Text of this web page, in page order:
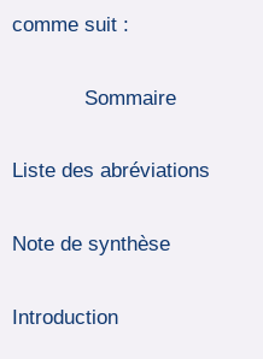
comme suit :
Sommaire
Liste des abréviations
Note de synthèse
Introduction